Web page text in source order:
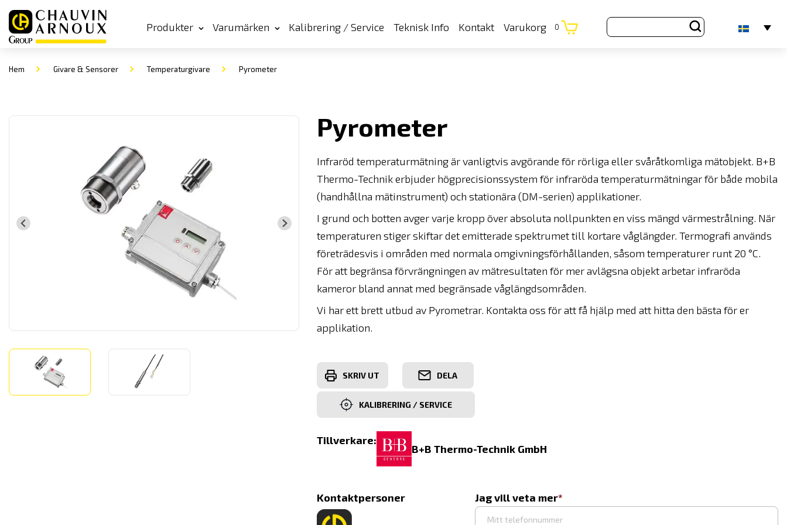
Produkter Varumärken Kalibrering / Service Teknisk Info Kontakt Varukorg 0
Hem Givare & Sensorer Temperaturgivare Pyrometer
Pyrometer
Infraröd temperaturmätning är vanligtvis avgörande för rörliga eller svåråtkomliga mätobjekt. B+B
Thermo-Technik erbjuder högprecisionssystem för infraröda temperaturmätningar för både mobila
(handhållna mätinstrument) och stationära (DM-serien) applikationer.
I grund och botten avger varje kropp över absoluta nollpunkten en viss mängd värmestrålning. När
temperaturen stiger skiftar det emitterade spektrumet till kortare våglängder. Termografi används
företrädesvis i områden med normala omgivningsförhållanden, såsom temperaturer runt 20 °C.
För att begränsa förvrängningen av mätresultaten för mer avlägsna objekt arbetar infraröda
kameror bland annat med begränsade våglängdsområden.
Vi har ett brett utbud av Pyrometrar. Kontakta oss för att få hjälp med att hitta den bästa för er
applikation.
SKRIV UT DELA
KALIBRERING / SERVICE
Tillverkare:
B+B Thermo-Technik GmbH
Kontaktpersoner Jag vill veta mer